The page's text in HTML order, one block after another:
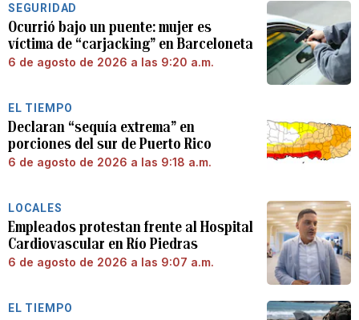
SEGURIDAD
Ocurrió bajo un puente: mujer es
víctima de “carjacking” en Barceloneta
6 de agosto de 2026 a las 9:20 a.m.
EL TIEMPO
Declaran “sequía extrema” en
porciones del sur de Puerto Rico
6 de agosto de 2026 a las 9:18 a.m.
LOCALES
Empleados protestan frente al Hospital
Cardiovascular en Río Piedras
6 de agosto de 2026 a las 9:07 a.m.
EL TIEMPO